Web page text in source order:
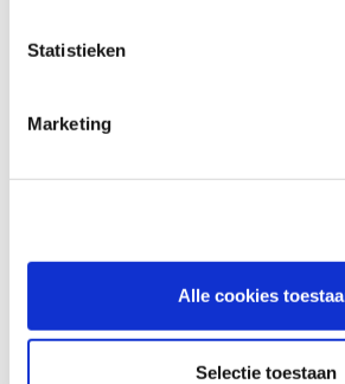
Statistieken
Marketing
Alle cookies
Selectie toestaan
MotoPort Goes